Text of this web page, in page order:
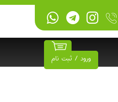
ورود / ثبت نام